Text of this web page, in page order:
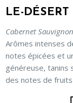
LE-DÉSERT
Cabernet
Arômes intenses
notes épicées et
généreuse, tanins
des notes de